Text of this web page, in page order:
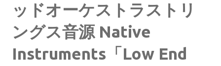
ッドオーケストラストリ
ングス音源 Native
Instruments「Low End